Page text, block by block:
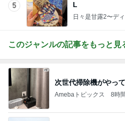
Amebaトピックス 1日
汗ダラダラで済ませた
Amebaトピックス 12時